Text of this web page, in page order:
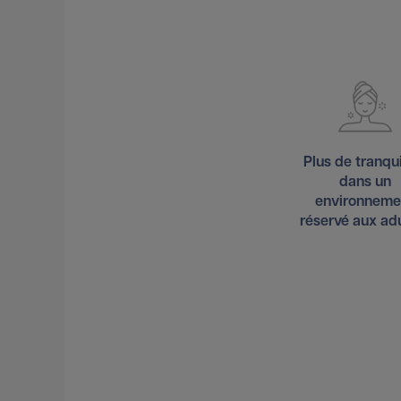
Plus de
dans un
réservé aux